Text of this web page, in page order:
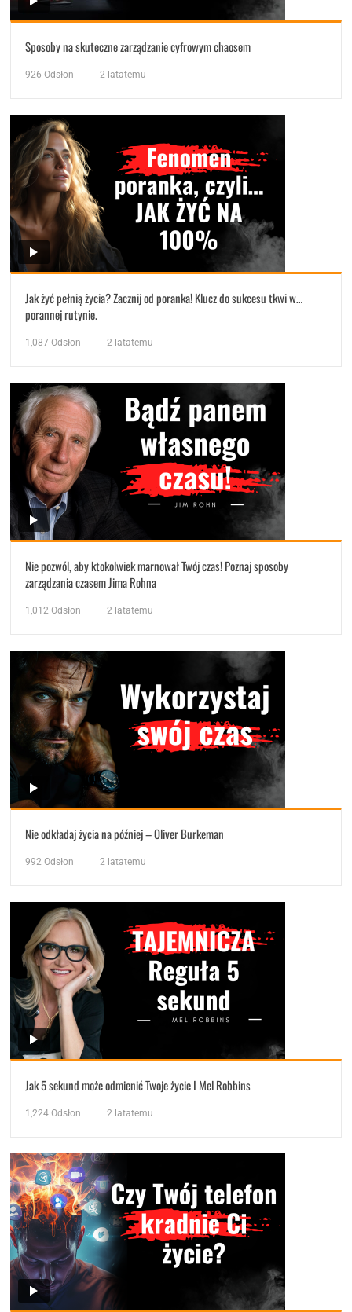
Sposoby na skuteczne zarządzanie cyfrowym chaosem
926 Odsłon 2 latatemu
Jak żyć pełnią życia? Zacznij od poranka! Klucz do sukcesu tkwi w…
porannej rutynie.
1,087 Odsłon 2 latatemu
Nie pozwól, aby ktokolwiek marnował Twój czas! Poznaj sposoby
zarządzania czasem Jima Rohna
1,012 Odsłon 2 latatemu
Nie odkładaj życia na później – Oliver Burkeman
992 Odsłon 2 latatemu
Jak 5 sekund może odmienić Twoje życie I Mel Robbins
1,224 Odsłon 2 latatemu